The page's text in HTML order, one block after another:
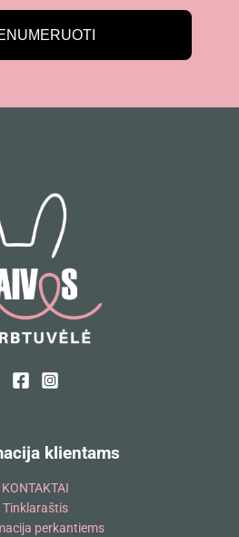
klientams
KONTAKTAI
Tinklaraštis
perkantiems